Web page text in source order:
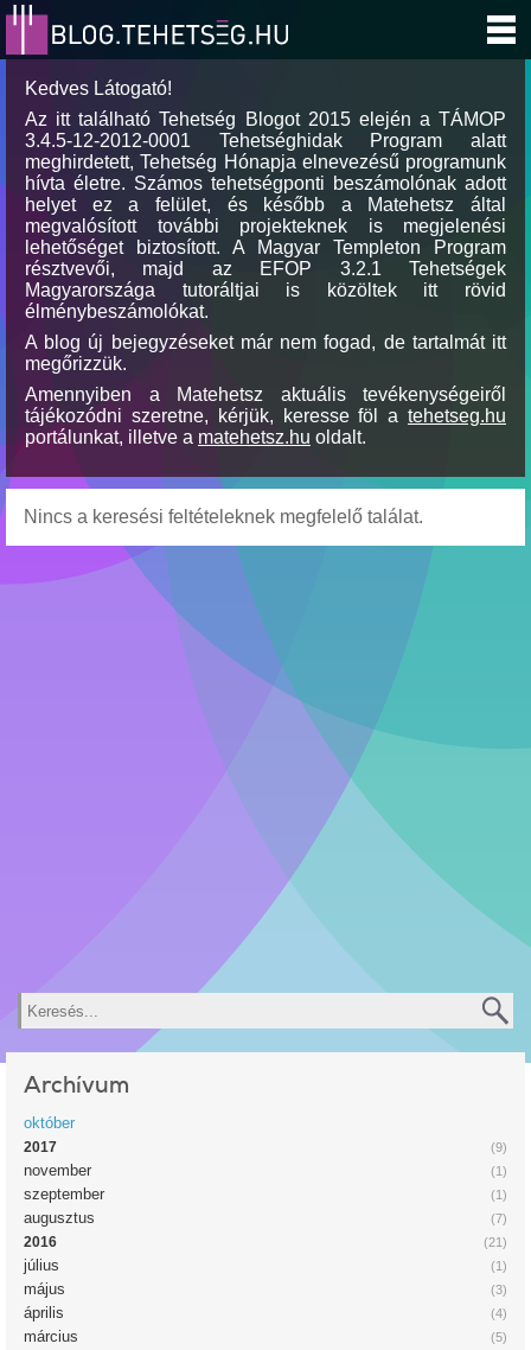
Kedves Látogató!
Az itt található Tehetség Blogot 2015 elején a TÁMOP
3.4.5-12-2012-0001 Tehetséghidak Program alatt
meghirdetett, Tehetség Hónapja elnevezésű programunk
hívta életre. Számos tehetségponti beszámolónak adott
helyet ez a felület, és később a Matehetsz által
megvalósított további projekteknek is megjelenési
lehetőséget biztosított. A Magyar Templeton Program
résztvevői, majd az EFOP 3.2.1 Tehetségek
Magyarországa tutoráltjai is közöltek itt rövid
élménybeszámolókat.
A blog új bejegyzéseket már nem fogad, de tartalmát itt
megőrizzük.
Amennyiben a Matehetsz aktuális tevékenységeiről
tájékozódni szeretne, kérjük, keresse föl a tehetseg.hu
portálunkat, illetve a matehetsz.hu oldalt.
Nincs a keresési feltételeknek megfelelő találat.
Keresés
Archívum
október
(9)
2017
(1)
november
(1)
szeptember
(7)
augusztus
(21)
2016
(1)
július
(3)
május
(4)
április
(5)
március